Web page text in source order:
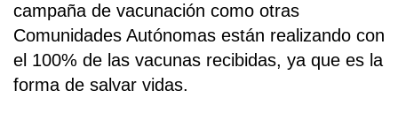
campaña de vacunación como otras
Comunidades Autónomas están realizando con
el 100% de las vacunas recibidas, ya que es la
forma de salvar vidas.